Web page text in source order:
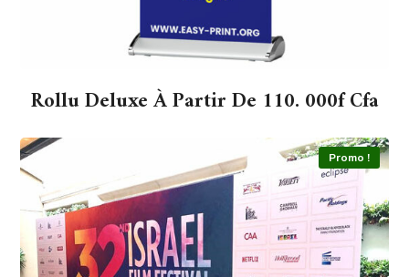
Rollu Deluxe À Partir De 110. 000f Cfa
Promo !